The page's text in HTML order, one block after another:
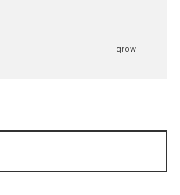
qrow